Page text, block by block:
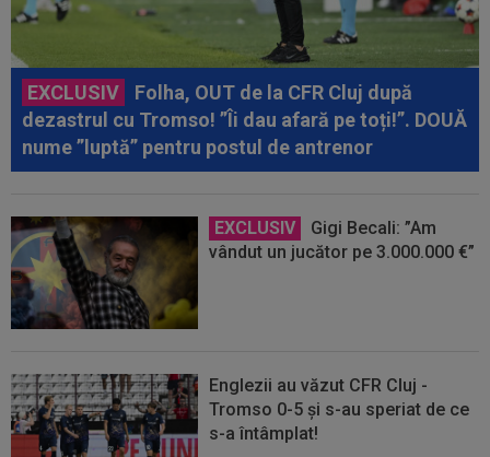
EXCLUSIV
Folha, OUT de la CFR Cluj după
dezastrul cu Tromso! ”Îi dau afară pe toți!”. DOUĂ
nume ”luptă” pentru postul de antrenor
EXCLUSIV
Gigi Becali: ”Am
vândut un jucător pe 3.000.000 €”
Englezii au văzut CFR Cluj -
Tromso 0-5 și s-au speriat de ce
s-a întâmplat!